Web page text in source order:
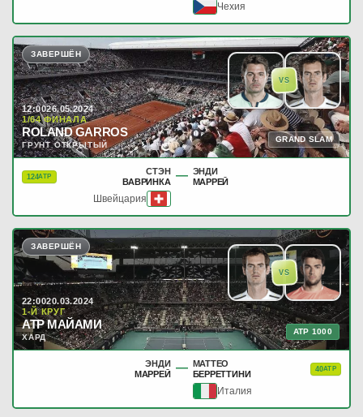
Чехия
VS
ЗАВЕРШЁН
12:0026.05.2024
1/64 ФИНАЛА
ROLAND GARROS
ГРУНТ ОТКРЫТЫЙ
GRAND SLAM
124ATP
СТЭН
ВАВРИНКА — ЭНДИ
МАРРЕЙ
Швейцария
VS
ЗАВЕРШЁН
22:0020.03.2024
1-Й КРУГ
ATP МАЙАМИ
ХАРД
ATP 1000
ЭНДИ
МАРРЕЙ — МАТТЕО
БЕРРЕТТИНИ
40ATP
Италия